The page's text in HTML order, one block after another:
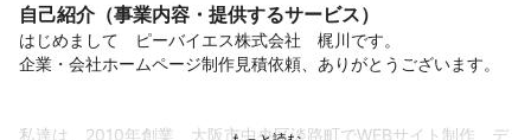
自己紹介（事業内容・提供するサービス）
はじめまして　ピーバイエス株式会社　梶川です。
企業・会社ホームページ制作見積依頼、ありがとうございます。
私達は、2010年創業　大阪市中央区淡路町でWEBサイト制作　デ